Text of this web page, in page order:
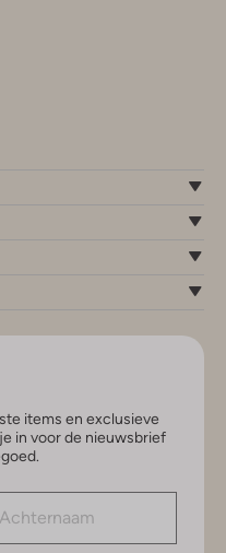
items en exclusieve
in voor de nieuwsbrief